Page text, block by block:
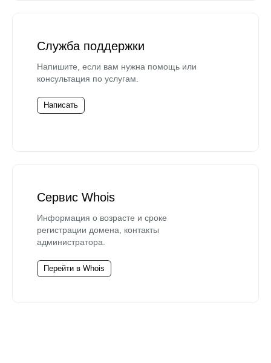
Служба поддержки
Напишите, если вам нужна помощь или
консультация по услугам.
Написать
Сервис Whois
Информация о возрасте и сроке
регистрации домена, контакты
администратора.
Перейти в Whois